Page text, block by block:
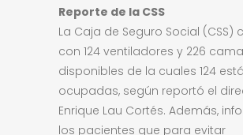
Reporte de la CSS
La Caja de Seguro Social (CSS)
con 124 ventiladores y 226
disponibles de la cuales 124
ocupadas, según reportó el
Enrique Lau Cortés. Además,
los pacientes que para evitar